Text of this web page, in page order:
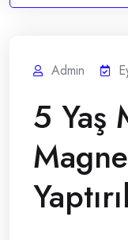
Admin
5 Yaş